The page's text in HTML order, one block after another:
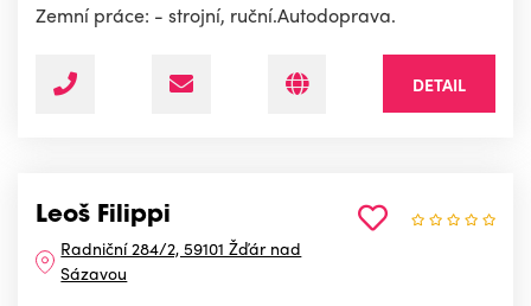
Zemní práce: - strojní, ruční.Autodoprava.
DETAIL
Leoš Filippi
Radniční 284/2, 59101 Žďár nad
Sázavou